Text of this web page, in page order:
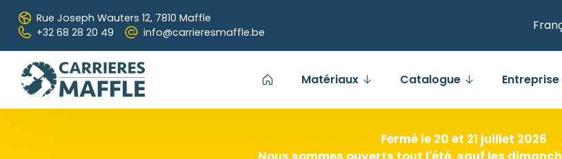
Passer au contenu principal
Rue Joseph Wauters 12, 7810 Maffle
+32 68 28 20 49
info@carrieresmaffle.be
Matériaux Catalogue Entreprise
Fermé le 20 et 21 juillet 2026